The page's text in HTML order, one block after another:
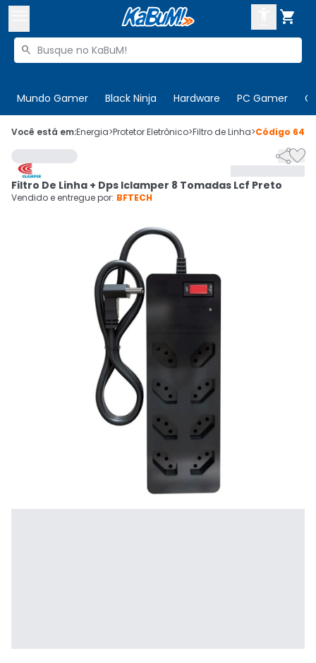

Buscar produtos

Mundo Gamer Black Ninja Hardware PC Gamer
 Olá. Acesse sua conta
 Departamentos
Cupons
Ativar tradutor em libras
CADASTRE-SE
Você está em:Energia>Protetor Eletrônico>Filtro de Linha>Código

Filtro De Linha + Dps Iclamper 8 Tomadas Lcf Preto
Vendido e entregue por: BFTECH